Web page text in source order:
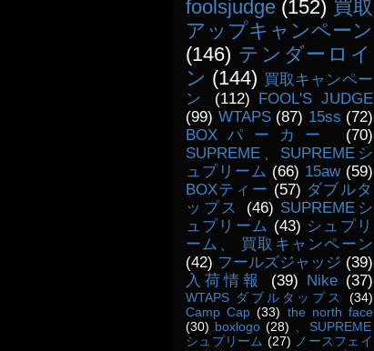
foolsjudge (152) 買取
アップキャンペーン
(146) テンダーロイ
ン (144) 買取キャンペー
ン
(112)
FOOL'S JUDGE
(99) WTAPS (87) 15ss (72)
BOXパーカー
(70)
SUPREME、SUPREMEシ
ュプリーム (66) 15aw (59)
BOXティー (57) ダブルタ
ップス
(46) SUPREMEシ
ュプリーム (43) シュプリ
ーム、 買取キャンペーン
(42) フールズジャッジ (39)
入荷情報
(39) Nike (37)
WTAPS ダブルタップス
(34)
Camp Cap (33) the north face
(30) boxlogo (28) 、SUPREME
シュプリーム (27) ノースフェイ